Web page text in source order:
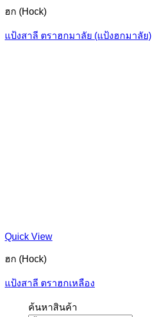
ฮก (Hock)
แป้งสาลี ตราฮกมาลัย (แป้งฮกมาลัย)
Quick View
ฮก (Hock)
แป้งสาลี ตราฮกเหลือง
ค้นหาสินค้า